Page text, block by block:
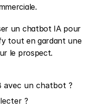
un chatbot IA pour
tout en gardant une
le prospect.
avec un chatbot ?
?